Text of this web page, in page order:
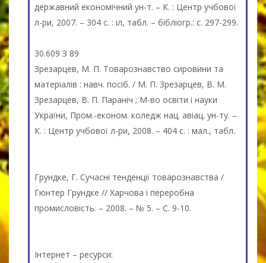
державний економічний ун-т. – К. : Центр учбової
л-ри, 2007. – 304 с. : іл, табл. – бібліогр.: с. 297-299.
30.609 З 89
Зрезарцев, М. П. Товарознавство сировини та
матеріалів : навч. посіб. / М. П. Зрезарцев, В. М.
Зрезарцев, В. П. Параніч ; М-во освіти і науки
України, Пром.-економ. коледж нац. авіац. ун-ту. –
К. : Центр учбової л-ри, 2008. – 404 с. : мал., табл.
Грундке, Г. Сучасні тенденції товарознавства /
Гюнтер Грундке // Харчова і переробна
промисловість. – 2008. – № 5. – С. 9-10.
Інтернет – ресурси: